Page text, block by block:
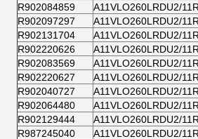
R902084859
A11VLO260LRDU2/
R902097297
A11VLO260LRDU2/
R902131704
A11VLO260LRDU2/
R902220626
A11VLO260LRDU2/
R902083569
A11VLO260LRDU2/
R902220627
A11VLO260LRDU2/
R902040727
A11VLO260LRDU2/
R902064480
A11VLO260LRDU2/
R902129444
A11VLO260LRDU2/
R987245040
A11VLO260LRDU2/